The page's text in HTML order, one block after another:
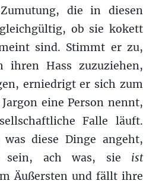
die in diesen
ob sie kokett
sind. Stimmt er zu,
ihren Hass zuzuziehen,
erniedrigt er sich zum
eine Person nennt,
Falle läuft.
diese Dinge angeht,
sein, ach was, sie ist
Äußersten und fällt ihre